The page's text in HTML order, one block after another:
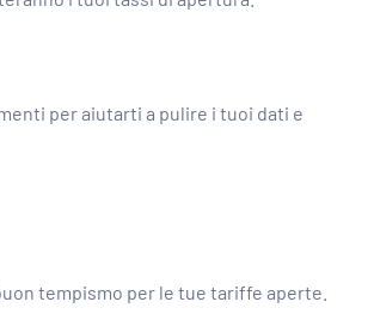
per aiutarti a pulire i tuoi dati e
tempismo per le tue tariffe aperte.